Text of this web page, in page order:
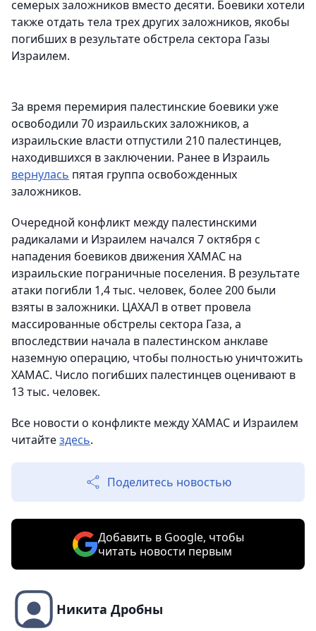
семерых заложников вместо десяти. Боевики хотели
также отдать тела трех других заложников, якобы
погибших в результате обстрела сектора Газы
Израилем.
За время перемирия палестинские боевики уже
освободили 70 израильских заложников, а
израильские власти отпустили 210 палестинцев,
находившихся в заключении. Ранее в Израиль
вернулась пятая группа освобожденных
заложников.
Очередной конфликт между палестинскими
радикалами и Израилем начался 7 октября с
нападения боевиков движения ХАМАС на
израильские пограничные поселения. В результате
атаки погибли 1,4 тыс. человек, более 200 были
взяты в заложники. ЦАХАЛ в ответ провела
массированные обстрелы сектора Газа, а
впоследствии начала в палестинском анклаве
наземную операцию, чтобы полностью уничтожить
ХАМАС. Число погибших палестинцев оценивают в
13 тыс. человек.
Все новости о конфликте между ХАМАС и Израилем
читайтездесь.
Поделитесь новостью
Добавить в Google, чтобы
читать новости первым
Никита Дробны